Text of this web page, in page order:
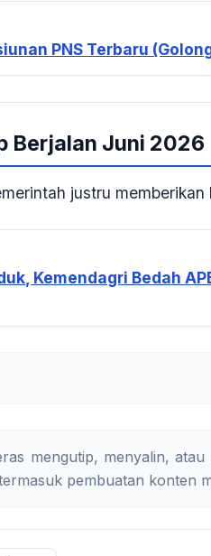
PNS Terbaru
Berjalan Juni 2026
justru
Kemendagri Bedah
mengutip, menyalin,
pembuatan konten